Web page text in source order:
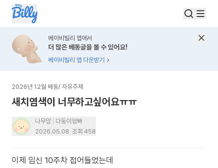
베이비빌리 앱에서
더 많은 베동글을 볼 수 있어요!
베이비빌리 앱 다운받기
2026년 12월 베동/ 자유주제
새치염색이 너무하고싶어요ㅠㅠ
나무맘
다둥이엄빠
2026.05.08 조회 458
이제 임신 10주차 접어들었는데